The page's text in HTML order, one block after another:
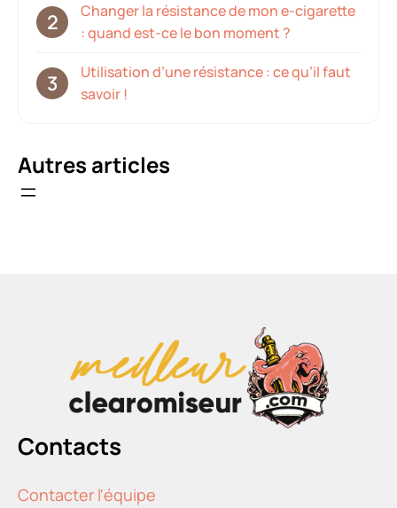
Changer la résistance de mon e-cigarette
: quand est-ce le bon moment ?
Utilisation d’une résistance : ce qu’il faut
savoir !
Autres articles
Contacts
Contacter l'équipe